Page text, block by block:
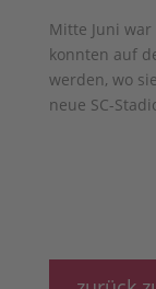
Mitte Juni
konnten auf
werden, wo
neue SC-